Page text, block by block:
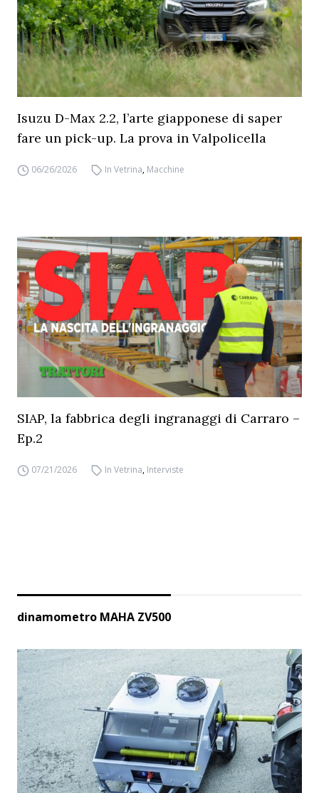
Isuzu D-Max 2.2, l’arte giapponese di saper
fare un pick-up. La prova in Valpolicella
06/26/2026 In Vetrina, Macchine
SIAP, la fabbrica degli ingranaggi di Carraro –
Ep.2
07/21/2026 In Vetrina, Interviste
dinamometro MAHA ZV500